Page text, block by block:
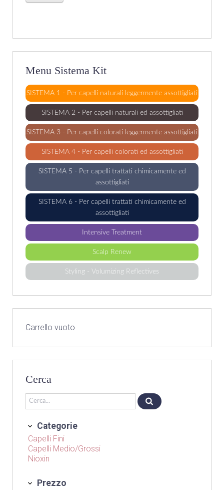
Menu Sistema Kit
SISTEMA 1 - Per capelli naturali leggermente assottigliati
SISTEMA 2 - Per capelli naturali ed assottigliati
SISTEMA 3 - Per capelli colorati leggermente assottigliati
SISTEMA 4 - Per capelli colorati ed assottigliati
SISTEMA 5 - Per capelli trattati chimicamente ed
assottigliati
SISTEMA 6 - Per capelli trattati chimicamente ed
assottigliati
Intensive Treatment
Scalp Renew
Styling - Volumizing Reflectives
Carrello vuoto
Cerca
Categorie
Capelli Fini
Capelli Medio/Grossi
Nioxin
Prezzo